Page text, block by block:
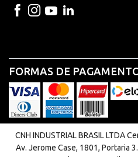
FORMAS DE
CNH INDUSTRIAL BRASIL LTDA
Av. Jerome Case, 1801, Portaria